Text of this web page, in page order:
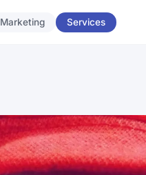
Marketing Services